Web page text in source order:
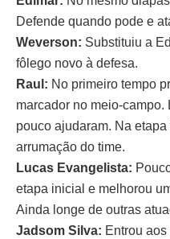
Defende quando pode e
Weverson: Substituiu a
fôlego novo à defesa.
Raul: No primeiro tempo
marcador no meio-
pouco ajudaram. Na
arrumação do time.
Lucas Evangelista:
etapa inicial e melhorou
Ainda longe de outras
Jadsom Silva: Entrou